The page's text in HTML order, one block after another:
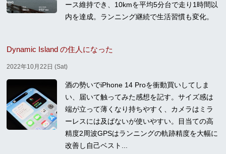
ース維持でき、10kmを平均5分台で走り1時間以
内を達成。ランニング継続で生活習慣も変化。
Dynamic Island の住人になった
2022年10月22日 (Sat)
酒の勢いでiPhone 14 Proを衝動買いしてしま
い、届いて触ってみた感想を記す。サイズ感は
端が立って薄くなり持ちやすく、カメラはミラ
ーレスには及ばないが使いやすい。目当ての高
精度2周波GPSはランニングの軌跡精度を大幅に
改善し自己ベスト...